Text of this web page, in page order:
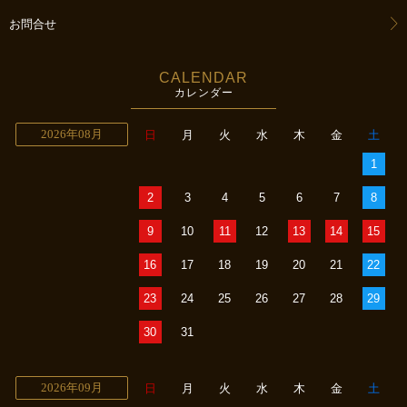
お問合せ
CALENDAR
カレンダー
2026年08月 日 月 火 水 木 金 土
1
2 3 4 5 6 7 8
9 10 11 12 13 14 15
16 17 18 19 20 21 22
23 24 25 26 27 28 29
30 31
2026年09月 日 月 火 水 木 金 土